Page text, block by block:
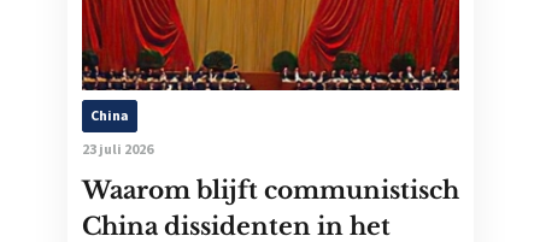
China
23 juli 2026
Waarom blijft communistisch
China dissidenten in het